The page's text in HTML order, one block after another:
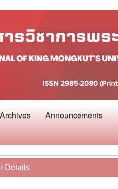
Archives Announcements
Details